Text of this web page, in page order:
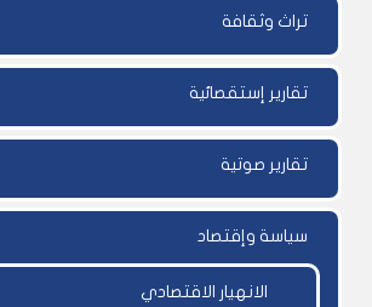
تراث وثقافة
تقارير إستقصائية
تقارير صوتية
سياسة وإقتصاد
الانهيار الاقتصادي